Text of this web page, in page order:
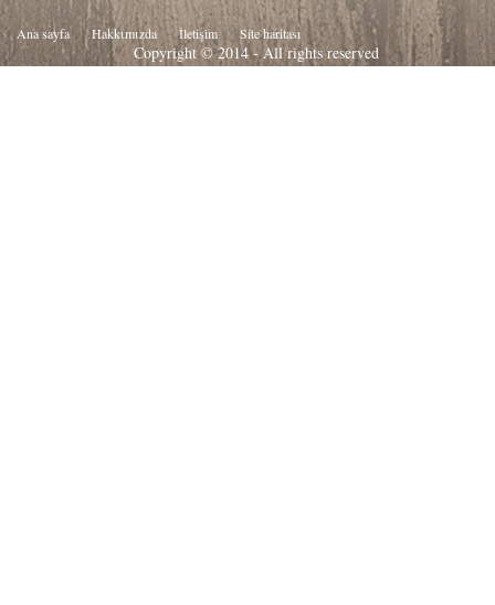
Ana sayfa Hakkιmιzda İletişim Site haritası
Copyright © 2014 - All rights reserved